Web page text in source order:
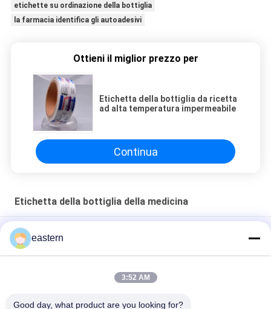
etichette su ordinazione della bottiglia
la farmacia identifica gli autoadesivi
Ottieni il miglior prezzo per
Etichetta della bottiglia da ricetta
ad alta temperatura impermeabile
Continua
Etichetta della bottiglia della medicina
Anavar 20mg 100 Capsules Medication Bottle Stickers With
Laser Effect
Etichette autoadesive Dsip 5mg per flaconcini piccoli
eastern
3:52 AM
Good day, what product are you looking for?